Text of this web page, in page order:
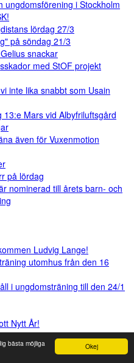
Okej
bästa möjliga
ungdomsförening i Stockholm
lördag 27/3
på söndag 21/3
snackar
med StOF projekt
inte lika snabbt som Usain
13:e Mars vid Albyfriluftsgård
även för Vuxenmotion
på lördag
nominerad till årets barn- och
Ludvig Lange!
utomhus från den 16
i ungdomsträning till den 24/1
Nytt År!
2021